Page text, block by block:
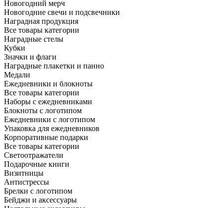
Новогодний мерч
Новогодние свечи и подсвечники
Наградная продукция
Все товары категории
Наградные стелы
Кубки
Значки и флаги
Наградные плакетки и панно
Медали
Ежедневники и блокноты
Все товары категории
Наборы с ежедневниками
Блокноты с логотипом
Ежедневники с логотипом
Упаковка для ежедневников
Корпоративные подарки
Все товары категории
Светоотражатели
Подарочные книги
Визитницы
Антистрессы
Брелки с логотипом
Бейджи и аксессуары